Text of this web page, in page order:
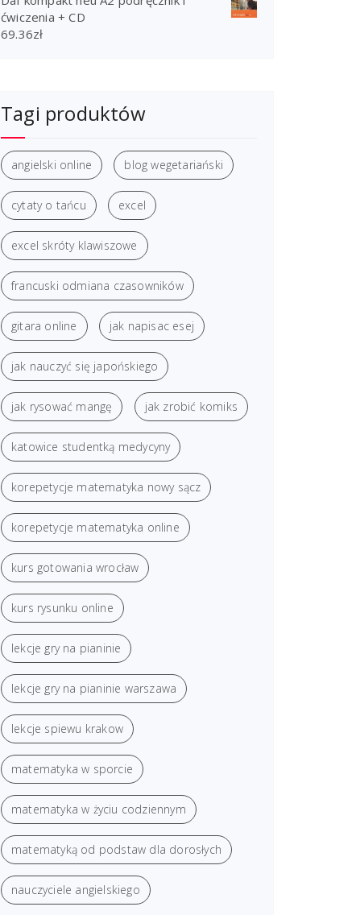
ćwiczenia + CD
69.36zł
Tagi produktów
angielski online blog wegetariański
cytaty o tańcu excel
excel skróty klawiszowe
francuski odmiana czasowników
gitara online jak napisac esej
jak nauczyć się japońskiego
jak rysować mangę jak zrobić komiks
katowice studentką medycyny
korepetycje matematyka nowy sącz
korepetycje matematyka online
kurs gotowania wrocław
kurs rysunku online
lekcje gry na pianinie
lekcje gry na pianinie warszawa
lekcje spiewu krakow
matematyka w sporcie
matematyka w życiu codziennym
matematyką od podstaw dla dorosłych
nauczyciele angielskiego